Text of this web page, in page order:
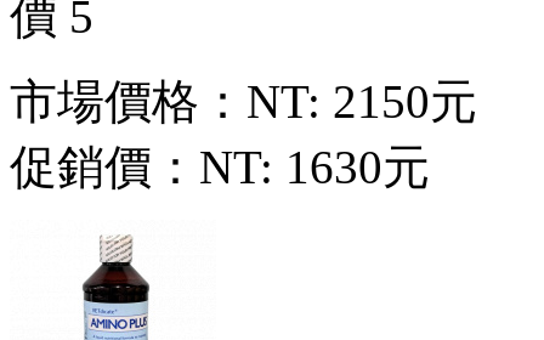
市場價格： NT: 2150元
促銷價： NT: 1630元